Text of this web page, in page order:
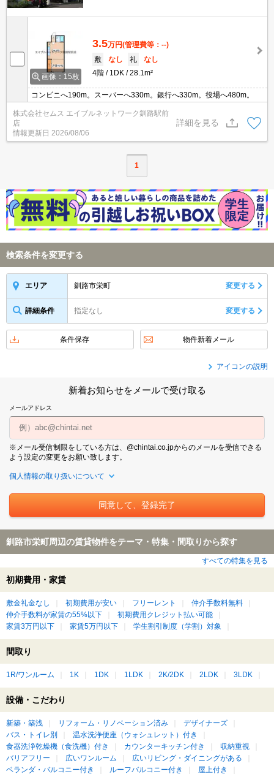
画像：15枚
3.5万円(管理費等：--)
敷
なし 礼
なし
4階
1DK 28.1m²
コンビニへ190m。スーパーへ330m。銀行へ330m。役場へ480m。
株式会社セムス エイブルネットワーク釧路駅前
店
情報更新日 2026/08/06
詳細を見る
1
検索条件を変更する
エリア 釧路市栄町 変更する
詳細条件 指定なし 変更する
条件保存 物件新着メール
アイコンの説明
新着お知らせをメールで受け取る
メールアドレス
※メール受信制限をしている方は、@chintai.co.jpからのメールを受信できる
よう設定の変更をお願い致します。
個人情報の取り扱いについて
釧路市栄町周辺の賃貸物件をテーマ・特集・間取りから探す
すべての特集を見る
初期費用・家賃
敷金礼金なし 初期費用が安い フリーレント
仲介手数料無料
仲介手数料が家賃の55%以下
初期費用クレジット払い可能
家賃3万円以下
家賃5万円以下 学生割引制度（学割）対象
間取り
1R/ワンルーム 1K 1DK 1LDK 2K/2DK 2LDK 3LDK
設備・こだわり
新築・築浅 リフォーム・リノベーション済み
デザイナーズ
バス・トイレ別
温水洗浄便座（ウォシュレット）付き
食器洗浄乾燥機（食洗機）付き
カウンターキッチン付き
収納重視
バリアフリー
広いワンルーム
広いリビング・ダイニングがある
ベランダ・バルコニー付き
ルーフバルコニー付き
屋上付き